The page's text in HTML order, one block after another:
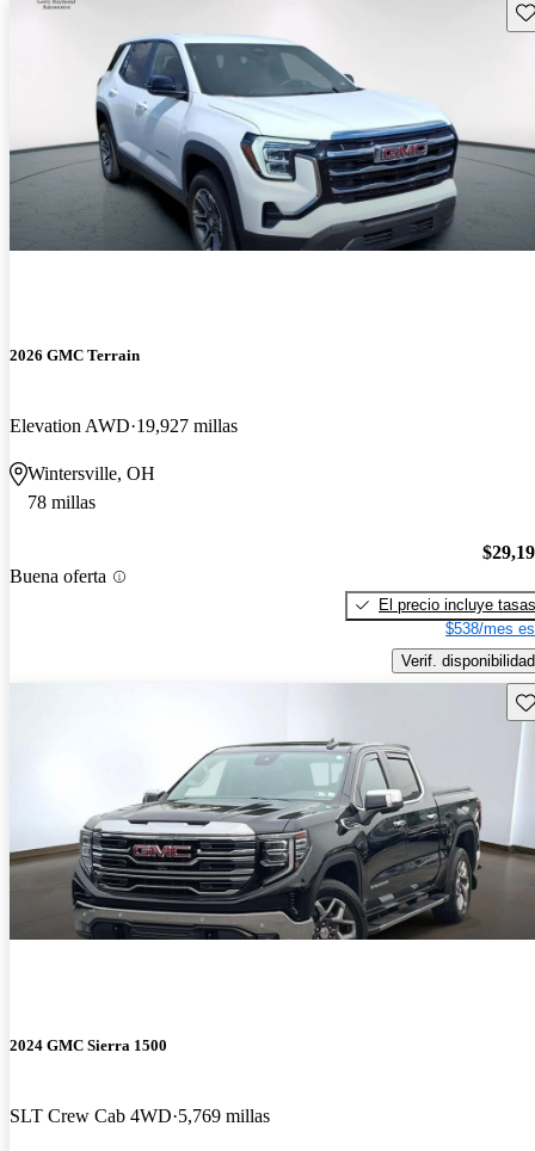
2026 GMC Terrain
Elevation AWD 19,927 millas
Wintersville, OH
78 millas
Buena oferta
El precio incluye tasas
$538/mes
Verif. disponibilidad
2024 GMC Sierra 1500
SLT Crew Cab 4WD 5,769 millas